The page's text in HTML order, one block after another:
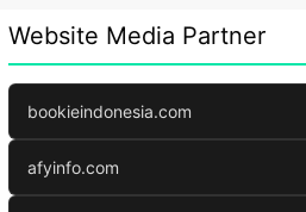
Website Media Partner
bookieindonesia.com
afyinfo.com